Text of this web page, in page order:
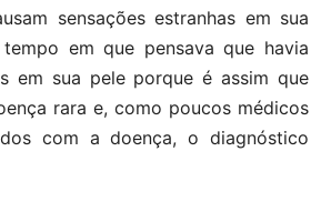
sensações estranhas em sua
em que pensava que havia
em sua pele porque é assim que
rara e, como poucos médicos
com a doença, o diagnóstico